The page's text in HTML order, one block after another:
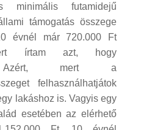
futamidejű
támogatás összege
évnél már 720.000 Ft
írtam azt, hogy
Azért, mert a
felhasználhatjátok
lakáshoz is. Vagyis egy
esetében az elérhető